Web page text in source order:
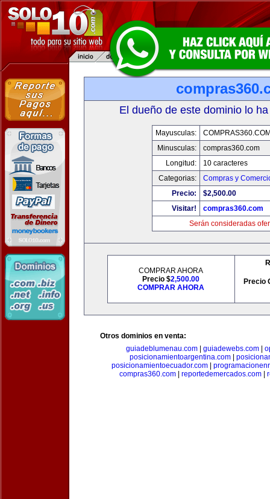
El dueño de este dominio lo
Mayusculas:
Minusculas:
compras360.com
Longitud:
10 caracteres
Categorias:
Compras y
Precio:
$2,500.00
Visitar!
compras360.com
Serán consideradas
COMPRAR AHORA
Precio $2,500.00
COMPRAR AHORA
Precio
Otros dominios en venta:
guiadeblumenau.com| guiadewebs.com|
posicionamientoargentina.com|
posicionamientoecuador.com
compras360.com
reportedemercados.com